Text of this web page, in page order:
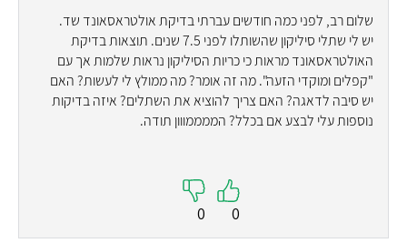
שלום רב, לפני כמה חודשים עברתי בדיקת אולטראסאונד שד.
יש לי שתלי סיליקון שהשותלו לפני 7.5 שנים. תוצאות בדיקת
האולטראסאונד מראות כי כריות הסיליקון נראות שלמות אך עם
"קפלים ומוקדי הזעה". מה זה אומר? מה ממולץ לי לעשות? האם
יש סיבה לדאגה? האם צריך להוציא את השתלים? איזה בדיקות
נוספות עלי לבצע אם בכלל? הממממווון תודה.
0
0